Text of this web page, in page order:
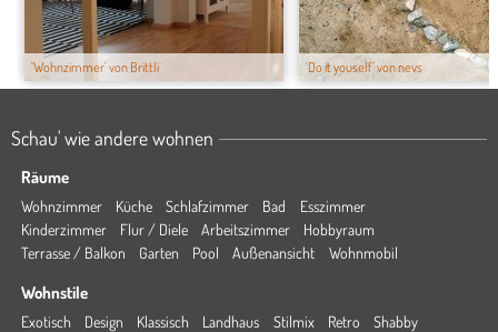
'Wohnzimmer' von Brittli 'Do it youself' von nevs
Schau' wie andere wohnen
Räume
Wohnzimmer Küche Schlafzimmer Bad
Esszimmer
Kinderzimmer
Flur / Diele Arbeitszimmer
Hobbyraum
Terrasse / Balkon
Garten Pool Außenansicht Wohnmobil
Wohnstile
Exotisch Design Klassisch Landhaus Stilmix Retro
Shabby